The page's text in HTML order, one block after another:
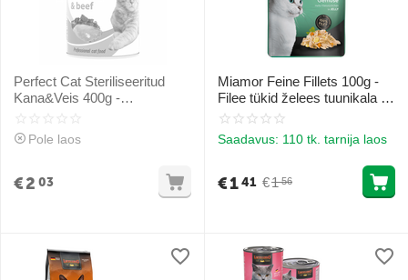
Perfect Cat Steriliseeritud
Kana&Veis 400g -
(kana ja veiseliha)
Pole laos
€2 03
Miamor Feine Fillets 100g -
Filee tükid želees tuunikala ja
köögiviljadega
Saadavus: 110 tk. tarnija laos
€1 56
€141